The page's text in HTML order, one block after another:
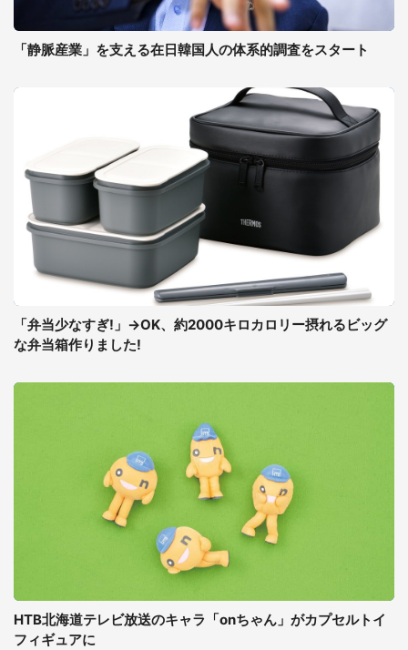
「静脈産業」を支える在日韓国人の体系的調査をスタート
「弁当少なすぎ!」→OK、約2000キロカロリー摂れるビッグ
な弁当箱作りました!
HTB北海道テレビ放送のキャラ「onちゃん」がカプセルトイ
フィギュアに